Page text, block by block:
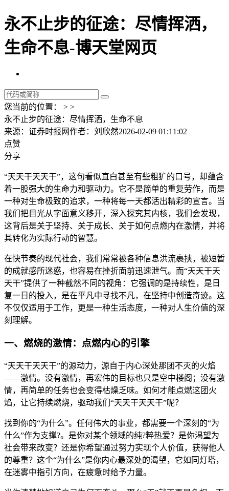
永不止步的征途：尽情挥洒，
生命不息-博天堂网页
您当前的位置： > >
永不止步的征途：尽情挥洒，生命不息
来源：证券时报网作者：刘欣然2026-02-09 01:11:02
点赞
分享
“天天干天天干”，这句看似直白甚至有些粗犷的口号，却蕴含
着一股强大的生命力和驱动力。它不是简单的重复劳作，而是
一种对生命极致的追求，一种将每一天都活出精彩的宣言。当
我们把目光从字面意义移开，深入探究其内核，我们会发现，
这背后是关于坚持、关于成长、关于如何点燃内在激情，并将
其转化为实际行动的智慧。
在快节奏的现代社会，我们常常被各种信息洪流裹挟，被短暂
的成就感所迷惑，也容易在挫折面前迅速泄气。而“天天干天
天干”提供了一种截然不同的视角：它强调的是持续性，是日
复一日的投入，是在平凡中寻找不凡，在坚持中创造奇迹。这
不仅仅适用于工作，更是一种生活态度，一种对人生价值的深
刻理解。
一、燃烧的激情：点燃内心的引擎
“天天干天天干”的源动力，源自于内心深处那团不灭的火焰
——激情。没有激情，再宏伟的目标也只是空中楼阁；没有激
情，再简单的任务也会变得枯燥乏味。如何才能点燃这团火
焰，让它持续燃烧，驱动我们“天天干天天干”呢？
找到你的“为什么”。任何伟大的事业，都需要一个深刻的“为
什么”作为支撑?。是你对某个领域的纯?粹热爱？是你渴望为
社会带来改变？还是你希望通过努力实现个人价值，获得他人
的尊重？这个“为什么”是你内心最深处的渴望，它如同灯塔，
在迷雾中指引方向，在疲惫时给予力量。